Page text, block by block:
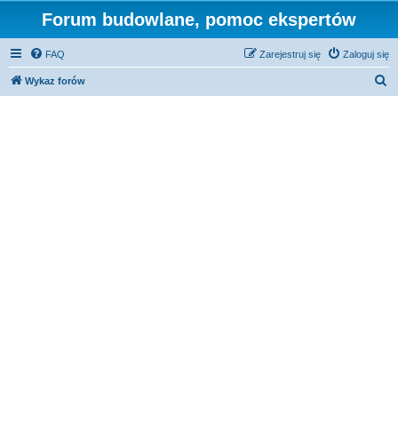
Forum budowlane, pomoc ekspertów
FAQ Zaloguj się
Zarejestruj się
Wykaz forów